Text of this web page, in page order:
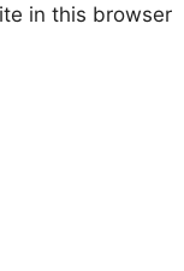
in this browser